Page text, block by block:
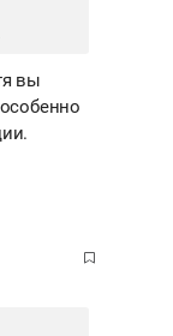
вы